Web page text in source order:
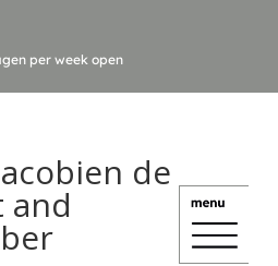
per week open
de
and